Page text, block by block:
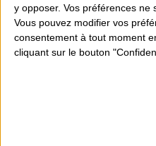
y opposer. Vos préférences ne
Vous pouvez modifier vos
consentement à tout moment
cliquant sur le bouton